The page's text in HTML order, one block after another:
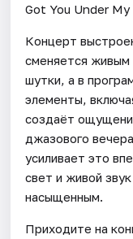
Got You Under My
Концерт
сменяется живым
шутки, а в
элементы,
создаёт
джазового
усиливает это
свет и живой
насыщенным.
Приходите на